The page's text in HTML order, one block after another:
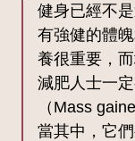
健身已經不
有強健的體
養很重要，
減肥人士一
（Mass
當其中，它